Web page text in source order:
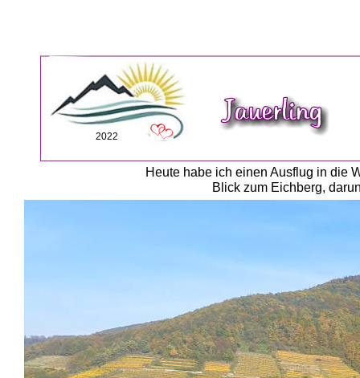
Heute habe ich einen Ausflug in die
Blick zum Eichberg,
2022